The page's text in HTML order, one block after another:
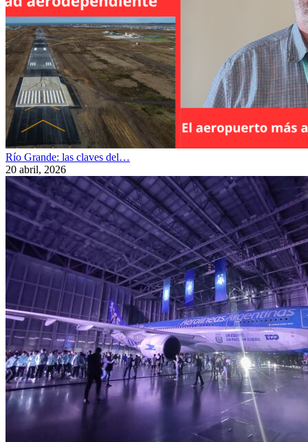
Río Grande: las claves del…
20 abril, 2026